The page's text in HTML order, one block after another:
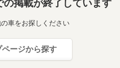
の掲載が終了しています
車をお探しください
ージから探す